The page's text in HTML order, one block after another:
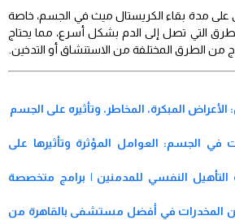
على مدة بقاء الكريستال ميث في الجسم، خاصة
التي تصل إلى الدم بشكل أسرع، مما يحتاج
من الطرق المختلفة من الاستنشاق أو التدخين.
المبكرة، المخاطر، وتأثيره على الجسم
في الجسم: العوامل المؤثرة وتأثيرها على
التأهيل النفسي للمدمنين | برامج متخصصة
المخدرات في أفضل مستشفى بالقاهرة من